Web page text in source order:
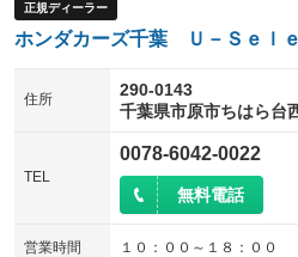
正規ディーラー
ホンダカーズ千葉 Ｕ－Ｓｅｌ
住所
290-0143
千葉県市原市ちはら台
TEL
0078-6042-0022
無料電話
営業時間 １０：００～１８：００